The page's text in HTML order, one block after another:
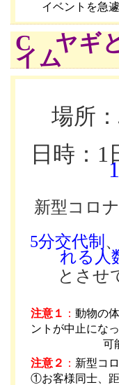
イベントを急
C ヤギ
イム
場所
日時：1
新型コロ
5分交代制 、
れる人
とさせ
注意１ ：動物の
ントが中止にな
可
注意２ ： 新型コ
①お客様同士、